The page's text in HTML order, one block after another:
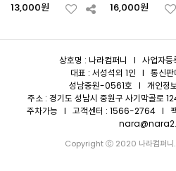
13,000원 16,000원
상호명 : 나라컴퍼니 I 사업자
대표 : 서성석외 1인 I 통신
성남중원-0561호 I 개인정보
주소 : 경기도 성남시 중원구 사기막골로
주차가능 I 고객센터 : 1566-2764 I
Copyright ⓒ 2020 나라컴퍼